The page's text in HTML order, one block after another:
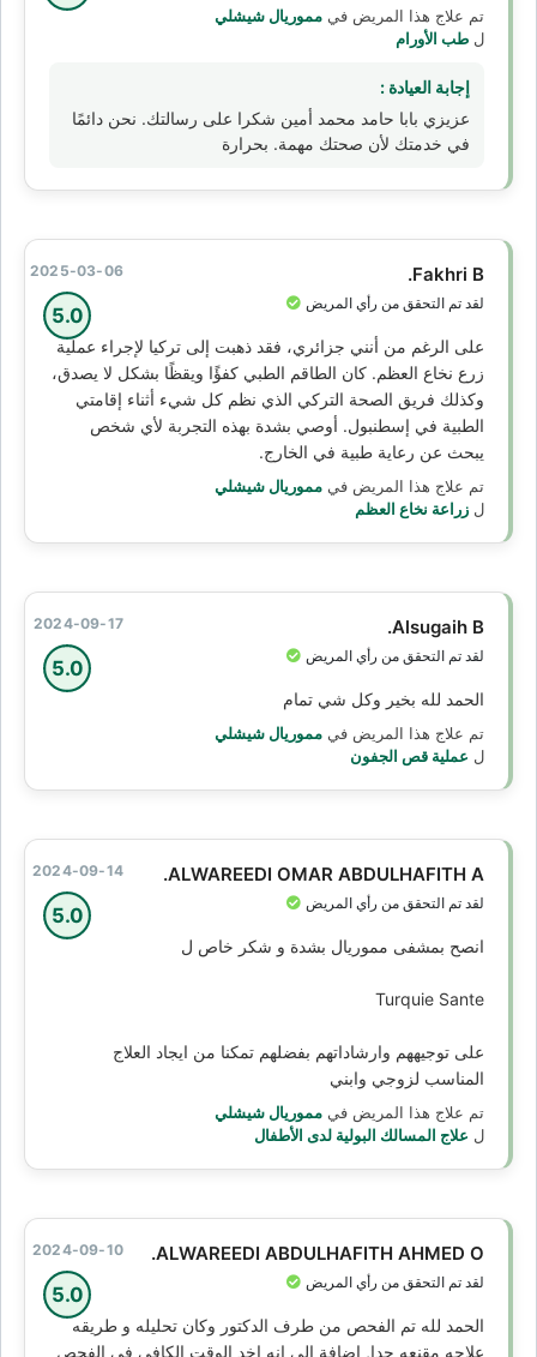
تم علاج هذا المريض في مموريال شيشلي
ل طب الأورام
إجابة العيادة :
عزيزي بابا حامد محمد أمين شكرا على رسالتك. نحن دائمًا
في خدمتك لأن صحتك مهمة. بحرارة
5.0
Fakhri B.
لقد تم التحقق من رأي المريض
2025-03-06
على الرغم من أنني جزائري، فقد ذهبت إلى تركيا لإجراء عملية
زرع نخاع العظم. كان الطاقم الطبي كفؤًا ويقظًا بشكل لا يصدق،
وكذلك فريق الصحة التركي الذي نظم كل شيء أثناء إقامتي
الطبية في إسطنبول. أوصي بشدة بهذه التجربة لأي شخص
يبحث عن رعاية طبية في الخارج.
تم علاج هذا المريض في مموريال شيشلي
ل زراعة نخاع العظم
5.0
Alsugaih B.
لقد تم التحقق من رأي المريض
2024-09-17
الحمد لله بخير وكل شي تمام
تم علاج هذا المريض في مموريال شيشلي
ل عملية قص الجفون
5.0
ALWAREEDI OMAR ABDULHAFITH A.
لقد تم التحقق من رأي المريض
2024-09-14
انصح بمشفى مموريال بشدة و شكر خاص ل
Turquie Sante
على توجيههم وارشاداتهم بفضلهم تمكنا من ايجاد العلاج
المناسب لزوجي وابني
تم علاج هذا المريض في مموريال شيشلي
ل علاج المسالك البولية لدى الأطفال
5.0
ALWAREEDI ABDULHAFITH AHMED O.
لقد تم التحقق من رأي المريض
2024-09-10
الحمد لله تم الفحص من طرف الدكتور وكان تحليله و طريقه
علاجه مقنعه جدا, اضافة الى انه اخد الوقت الكافي في الفحص